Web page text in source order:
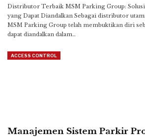
Distributor Terbaik MSM Parking Group:
yang Dapat Diandalkan Sebagai distributor
MSM Parking Group telah membuktikan diri
dapat diandalkan dalam…
ACCESS CONTROL
Manajemen Sistem Parkir